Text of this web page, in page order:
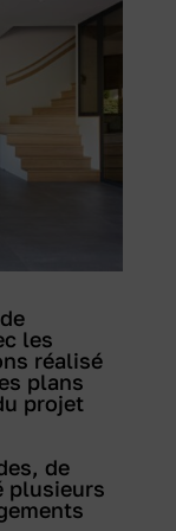
les
réalisé
plans
projet
de
plusieurs